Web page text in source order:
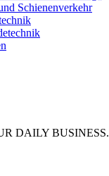
Schienenverkehr
DAILY BUSINESS.